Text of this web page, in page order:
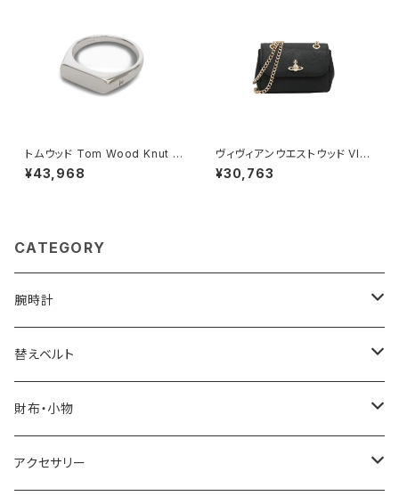
トムウッド Tom Wood Knut R
ing リング 100572-46 シルバ
ー
¥43,968
ヴィヴィアンウエストウッド VIVI
ENNE WESTWOOD SMALL
PURSE CHAIN ショルダーバッ
¥30,763
CATEGORY
腕時計
ELGIN
SALVATORE MARRA
CASIO
替えベルト
COACH
DANIEL WELLINGTON
財布・小物
SONNE
アクセサリー